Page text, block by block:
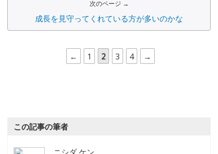
──碧井さんが合宿中に仲良くなったメンバーはいますか?
たんですよ。他にも同じ事務所のしろもんさんの小野田澪
ちゃんと若槻彩香ちゃんのふたりも一緒でしたね。すごく